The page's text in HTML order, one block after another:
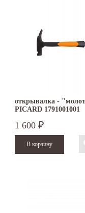
открывалка -
PICARD 1791001001
1 600 ₽